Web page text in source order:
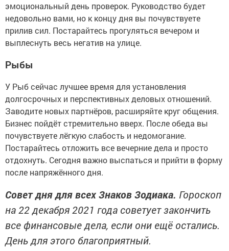
эмоциональный день проверок. Руководство будет
недовольно вами, но к концу дня вы почувствуете
прилив сил. Постарайтесь прогуляться вечером и
выплеснуть весь негатив на улице.
Рыбы
У Рыб сейчас лучшее время для установления
долгосрочных и перспективных деловых отношений.
Заводите новых партнёров, расширяйте круг общения.
Бизнес пойдёт стремительно вверх. После обеда вы
почувствуете лёгкую слабость и недомогание.
Постарайтесь отложить все вечерние дела и просто
отдохнуть. Сегодня важно выспаться и прийти в форму
после напряжённого дня.
Совет дня для всех Знаков Зодиака. Гороскоп
на 22 декабря 2021 года советует закончить
все финансовые дела, если они ещё остались.
День для этого благоприятный.